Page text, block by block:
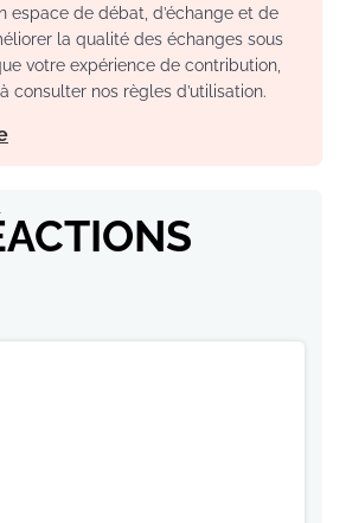
espace de débat, d’échange et de
la qualité des échanges sous
votre expérience de contribution,
consulter nos règles d’utilisation.